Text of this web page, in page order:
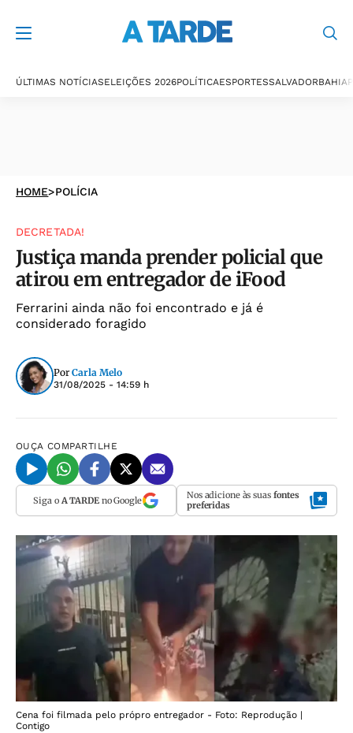
ÚLTIMAS NOTÍCIASELEIÇÕES 2026POLÍTICAESPORTESSALVADORBAHIA
HOME>POLÍCIA
DECRETADA!
Justiça manda prender policial que
atirou em entregador de iFood
Ferrarini ainda não foi encontrado e já é
considerado foragido
Por Carla Melo
31/08/2025 - 14:59 h
OUÇA COMPARTILHE
Siga o A TARDEno Google Nos adicione às suas fontes
preferidas
Cena foi filmada pelo própro entregador - Foto: Reprodução |
Contigo